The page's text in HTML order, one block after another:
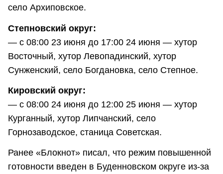
село Архиповское.
Степновский округ:
— с 08:00 23 июня до 17:00 24 июня — хутор
Восточный, хутор Левопадинский, хутор
Сунженский, село Богдановка, село Степное.
Кировский округ:
— с 08:00 24 июня до 12:00 25 июня — хутор
Курганный, хутор Липчанский, село
Горнозаводское, станица Советская.
Ранее «Блокнот» писал, что режим повышенной
готовности введен в Буденновском округе из-за